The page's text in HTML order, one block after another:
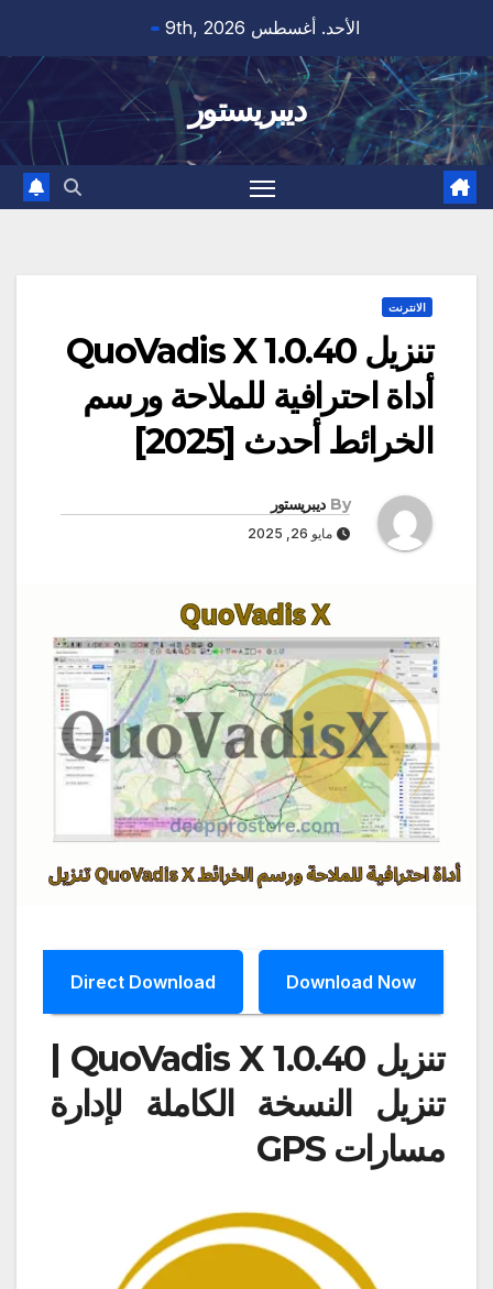
content
الأحد. أغسطس 9th, 2026
ديبريستور
الانترنت
تنزيل QuoVadis X 1.0.40
أداة احترافية للملاحة ورسم
الخرائط أحدث [2025]
By ديبريستور
مايو 26, 2025
Download Now
Direct Download
تنزيل QuoVadis X 1.0.40 |
تنزيل النسخة الكاملة لإدارة
مسارات GPS